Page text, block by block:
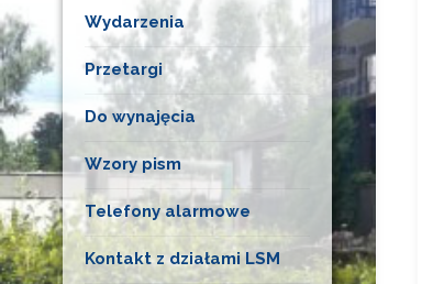
Wydarzenia
Przetargi
Do wynajęcia
Wzory pism
Telefony alarmowe
Kontakt z działami LSM